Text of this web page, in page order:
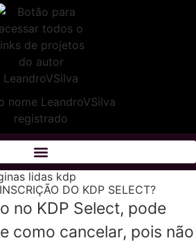
lidas kdp
DO KDP SELECT?
no KDP Select, pode
como cancelar, pois não